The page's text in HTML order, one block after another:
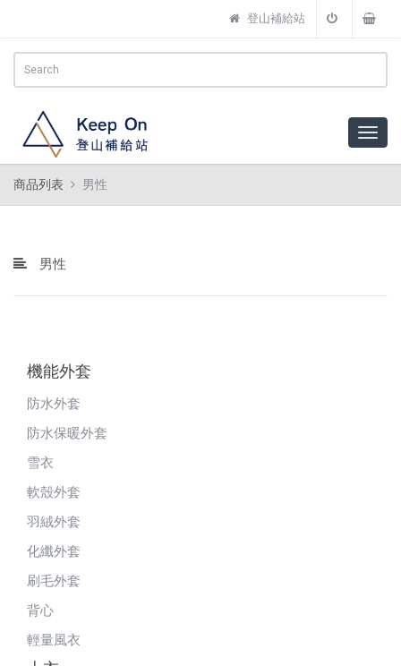
登山補給站
商品列表 男性
男性
機能外套
防水外套
防水保暖外套
雪衣
軟殼外套
羽絨外套
化纖外套
刷毛外套
背心
輕量風衣